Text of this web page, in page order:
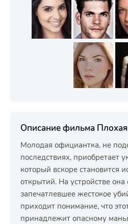
Описание фильма Плохая
Молодая официантка, не
последствиях, приобретает
который вскоре становится
открытий. На устройстве
запечатлевшее жестокое
приходит понимание, что
принадлежит опасному